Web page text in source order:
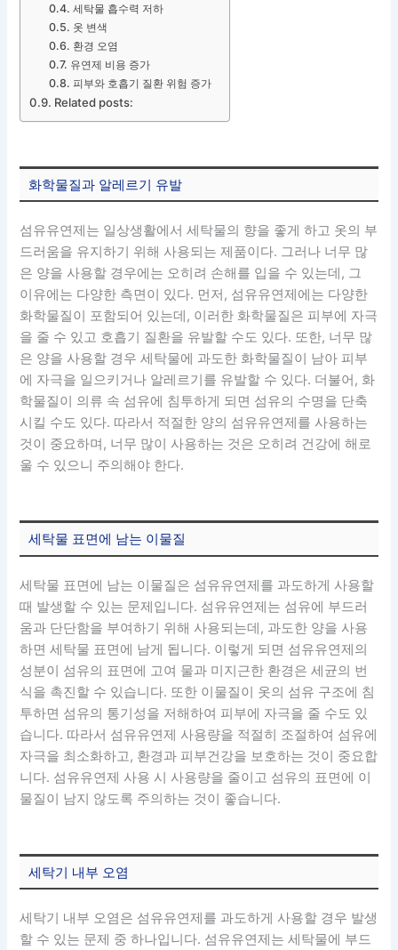
세탁물 흡수력 저하
옷 변색
환경 오염
유연제 비용 증가
피부와 호흡기 질환 위험 증가
Related posts:
화학물질과 알레르기 유발
섬유유연제는 일상생활에서 세탁물의 향을 좋게 하고 옷의 부
드러움을 유지하기 위해 사용되는 제품이다. 그러나 너무 많
은 양을 사용할 경우에는 오히려 손해를 입을 수 있는데, 그
이유에는 다양한 측면이 있다. 먼저, 섬유유연제에는 다양한
화학물질이 포함되어 있는데, 이러한 화학물질은 피부에 자극
을 줄 수 있고 호흡기 질환을 유발할 수도 있다. 또한, 너무 많
은 양을 사용할 경우 세탁물에 과도한 화학물질이 남아 피부
에 자극을 일으키거나 알레르기를 유발할 수 있다. 더불어, 화
학물질이 의류 속 섬유에 침투하게 되면 섬유의 수명을 단축
시킬 수도 있다. 따라서 적절한 양의 섬유유연제를 사용하는
것이 중요하며, 너무 많이 사용하는 것은 오히려 건강에 해로
울 수 있으니 주의해야 한다.
세탁물 표면에 남는 이물질
세탁물 표면에 남는 이물질은 섬유유연제를 과도하게 사용할
때 발생할 수 있는 문제입니다. 섬유유연제는 섬유에 부드러
움과 단단함을 부여하기 위해 사용되는데, 과도한 양을 사용
하면 세탁물 표면에 남게 됩니다. 이렇게 되면 섬유유연제의
성분이 섬유의 표면에 고여 물과 미지근한 환경은 세균의 번
식을 촉진할 수 있습니다. 또한 이물질이 옷의 섬유 구조에 침
투하면 섬유의 통기성을 저해하여 피부에 자극을 줄 수도 있
습니다. 따라서 섬유유연제 사용량을 적절히 조절하여 섬유에
자극을 최소화하고, 환경과 피부건강을 보호하는 것이 중요합
니다. 섬유유연제 사용 시 사용량을 줄이고 섬유의 표면에 이
물질이 남지 않도록 주의하는 것이 좋습니다.
세탁기 내부 오염
세탁기 내부 오염은 섬유유연제를 과도하게 사용할 경우 발생
할 수 있는 문제 중 하나입니다. 섬유유연제는 세탁물에 부드